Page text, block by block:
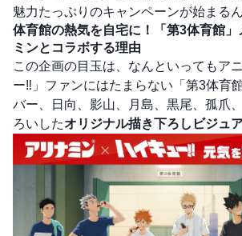
魅力たっぷりのキャンペーンが始まる
体育館の熱気を自宅に！「第3体育館
ミンとコラボする理由
この企画の目玉は、なんといってもア
ー‼」ファンにはたまらない「第3体育
バー、日向、影山、月島、黒尾、孤爪
ろいしたオリジナル描き下ろしビジュ